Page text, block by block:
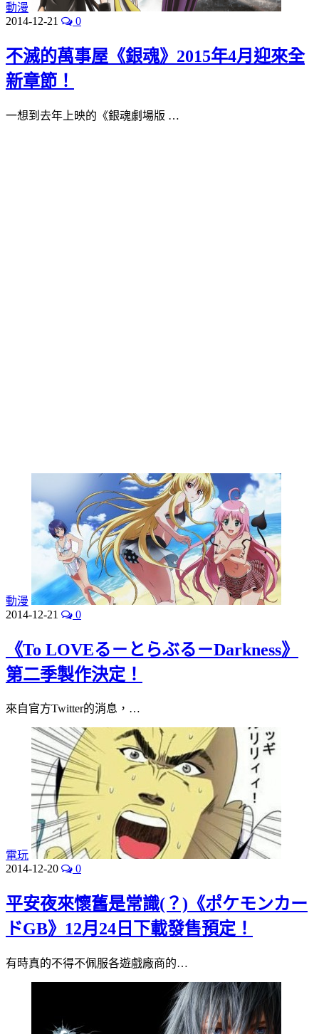
動漫
2014-12-21
0
不滅的萬事屋《銀魂》2015年4月迎來全
新章節！
一想到去年上映的《銀魂劇場版 …
動漫
2014-12-21
0
《To LOVEる－とらぶる－Darkness》
第二季製作決定！
來自官方Twitter的消息，…
電玩
2014-12-20
0
平安夜來懷舊是常識(？)《ポケモンカー
ドGB》12月24日下載發售預定！
有時真的不得不佩服各遊戲廠商的…